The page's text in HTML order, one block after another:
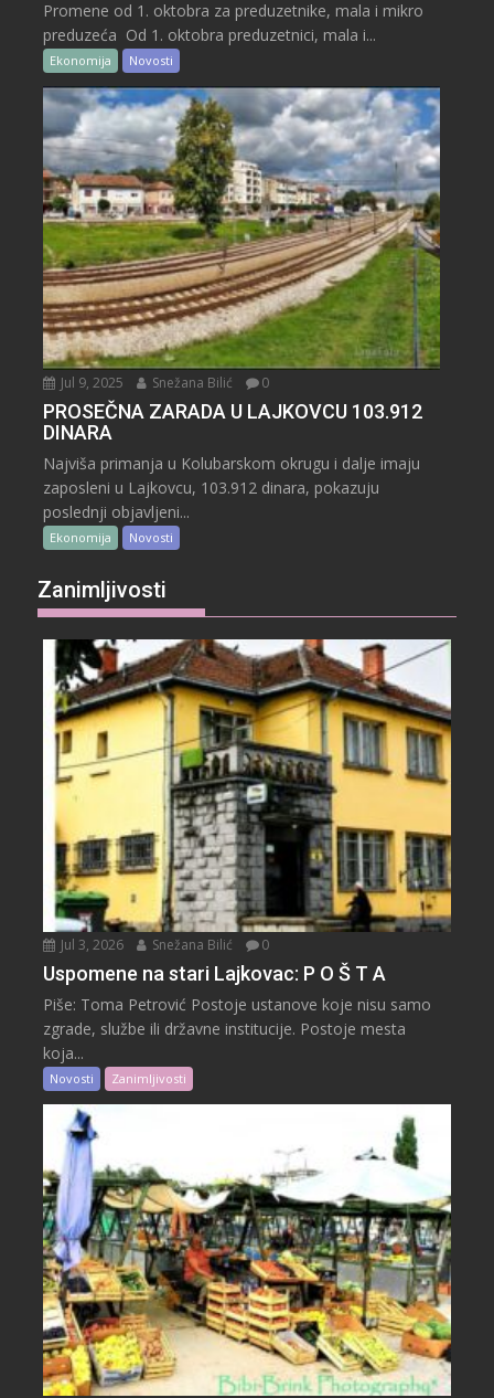
Promene od 1. oktobra za preduzetnike, mala i mikro
preduzeća Od 1. oktobra preduzetnici, mala i...
Ekonomija Novosti
Jul 9, 2025 Snežana Bilić 0
PROSEČNA ZARADA U LAJKOVCU 103.912
DINARA
Najviša primanja u Kolubarskom okrugu i dalje imaju
zaposleni u Lajkovcu, 103.912 dinara, pokazuju
poslednji objavljeni...
Ekonomija Novosti
Zanimljivosti
Jul 3, 2026 Snežana Bilić 0
Uspomene na stari Lajkovac: P O Š T A
Piše: Toma Petrović Postoje ustanove koje nisu samo
zgrade, službe ili državne institucije. Postoje mesta
koja...
Novosti Zanimljivosti